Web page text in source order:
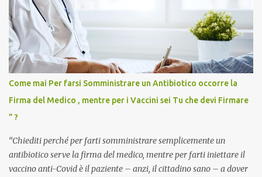
Come mai Per farsi Somministrare un Antibiotico occorre la
Firma del Medico , mentre per i Vaccini sei Tu che devi Firmare
” ?
“Chiediti perché per farti somministrare semplicemente un
antibiotico serve la firma del medico, mentre per farti iniettare il
vaccino anti-Covid è il paziente – anzi, il cittadino sano – a dover